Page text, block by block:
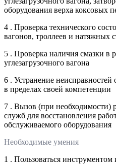
оборудования верха коксовых
4 . Проверка технического
вагонов, троллеев и натяжных
5 . Проверка наличия смазки в
углезагрузочного вагона
6 . Устранение
в пределах своей компетенции
7 . Вызов (при
служб для восстановления
обслуживаемого оборудования
Необходимые умения
1 . Пользоваться